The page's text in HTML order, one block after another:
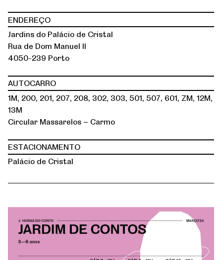
ENDEREÇO
Jardins do Palácio de Cristal
Rua de Dom Manuel II
4050-239 Porto
AUTOCARRO
1M, 200, 201, 207, 208, 302, 303, 501, 507, 601, ZM, 12M,
13M
Circular Massarelos – Carmo
ESTACIONAMENTO
Palácio de Cristal